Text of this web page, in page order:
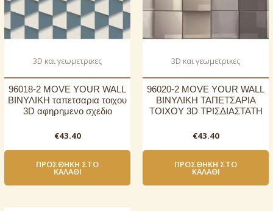
3D και γεωμετρικες
96018-2 MOVE YOUR WALL
ΒΙΝΥΛΙΚΗ ταπετσαρια τοιχου
3D αφηρημενο σχεδιο
€43.40
ΠΡΟΣΘΉΚΗ ΣΤΟ
ΚΑΛΆΘΙ
3D και γεωμετρικες
96020-2 MOVE YOUR WALL
ΒΙΝΥΛΙΚΗ ΤΑΠΕΤΣΑΡΙΑ
ΤΟΙΧΟΥ 3D ΤΡΙΣΔΙΑΣΤΑΤΗ
€43.40
ΠΡΟΣΘΉΚΗ ΣΤΟ
ΚΑΛΆΘΙ